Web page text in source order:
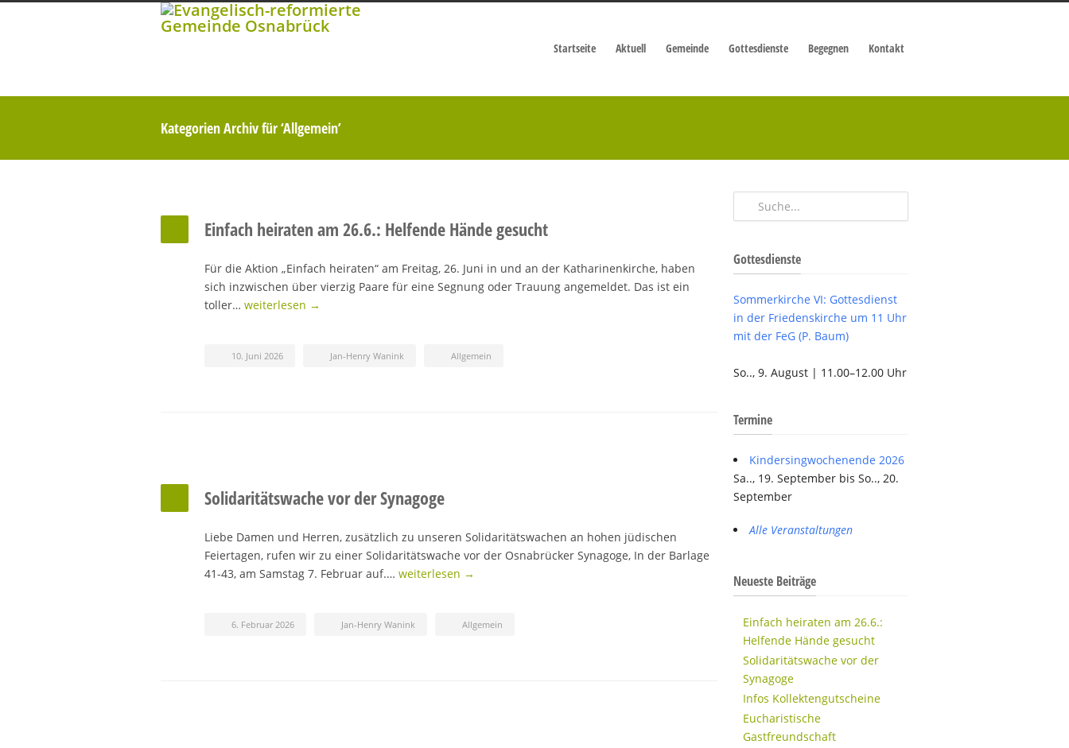
Startseite Aktuell Gemeinde Gottesdienste Begegnen Kontakt
Kategorien Archiv für ‘Allgemein’
Einfach heiraten am 26.6.: Helfende Hände gesucht
Für die Aktion „Einfach heiraten“ am Freitag, 26. Juni in und an der Katharinenkirche, haben
sich inzwischen über vierzig Paare für eine Segnung oder Trauung angemeldet. Das ist ein
toller… weiterlesen →
10. Juni 2026 Jan-Henry Wanink Allgemein
Solidaritätswache vor der Synagoge
Liebe Damen und Herren, zusätzlich zu unseren Solidaritätswachen an hohen jüdischen
Feiertagen, rufen wir zu einer Solidaritätswache vor der Osnabrücker Synagoge, In der Barlage
41-43, am Samstag 7. Februar auf.… weiterlesen →
6. Februar 2026 Jan-Henry Wanink Allgemein
Gottesdienste
Sommerkirche VI: Gottesdienst
in der Friedenskirche um 11 Uhr
mit der FeG (P. Baum)
So.., 9. August | 11.00–12.00 Uhr
Termine
Kindersingwochenende 2026
Sa.., 19. September bis So.., 20.
September
Alle Veranstaltungen
Neueste Beiträge
Einfach heiraten am 26.6.:
Helfende Hände gesucht
Solidaritätswache vor der
Synagoge
Infos Kollektengutscheine
Eucharistische
Gastfreundschaft